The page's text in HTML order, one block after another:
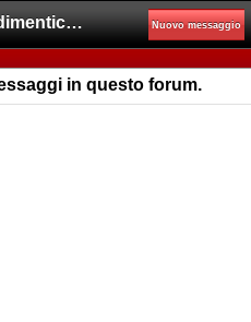
Per non dimenticare Nuovo messaggio
in questo forum.